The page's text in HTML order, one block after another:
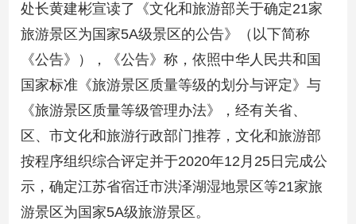
处长黄建彬宣读了《文化和旅游部关于确定21家
旅游景区为国家5A级景区的公告》（以下简称
《公告》），《公告》称，依照中华人民共和国
国家标准《旅游景区质量等级的划分与评定》与
《旅游景区质量等级管理办法》，经有关省、
区、市文化和旅游行政部门推荐，文化和旅游部
按程序组织综合评定并于2020年12月25日完成公
示，确定江苏省宿迁市洪泽湖湿地景区等21家旅
游景区为国家5A级旅游景区。